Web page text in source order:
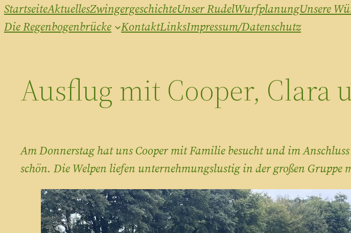
StartseiteAktuellesZwingergeschichteUnser RudelWurfplanungUnsere
Die Regenbogenbrücke
KontaktLinksImpressum/Datenschutz
Ausflug mit Cooper, Clara
Am Donnerstag hat uns Cooper mit Familie besucht und im
schön. Die Welpen liefen unternehmungslustig in der großen